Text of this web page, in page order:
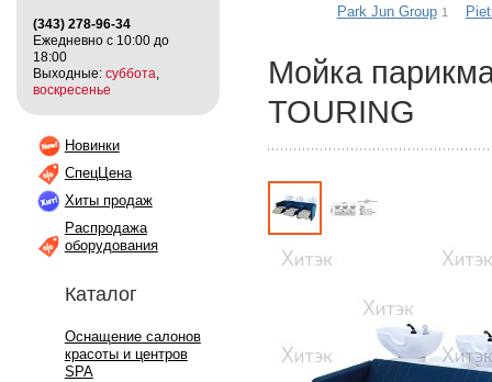
(343) 278-96-34
Ежедневно с 10:00 до
18:00
Выходные: суббота
воскресенье
Новинки
СпецЦена
Хиты продаж
Распродажа
оборудования
Каталог
Оснащение салонов
красоты и центров
SPA
Park Jun Group 1
Мойка
TOURING